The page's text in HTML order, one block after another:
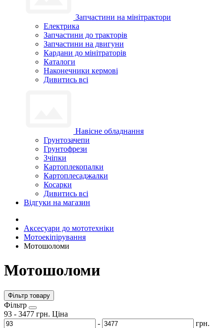
Запчастини на мінітрактори
Електрика
Запчастини до тракторів
Запчастини на двигуни
Кардани до мінітраторів
Каталоги
Наконечники кермові
Дивитись всі
Навісне обладнання
Грунтозачепи
Грунтофрези
Зчіпки
Картоплекопалки
Картоплесаджалки
Косарки
Дивитись всі
Відгуки на магазин
Аксесуари до мототехніки
Мотоекіпірування
Мотошоломи
Мотошоломи
Фільтр товару
Фiльтр
93 - 3477 грн. Ціна
-
грн.